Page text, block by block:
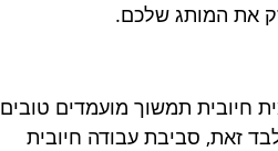
את המותג שלכם.
חיובית תמשוך מועמדים טובים
זאת, סביבת עבודה חיובית